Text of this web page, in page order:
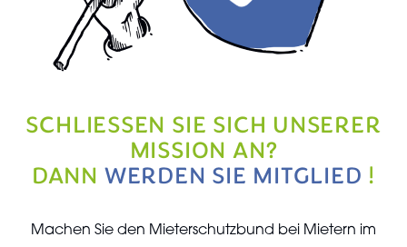
SCHLIESSEN SIE SICH UNSERER M
ISSION AN?
DANN WERDEN SIE MITGLIED !
Machen Sie den Mieterschutzbund bei Mietern im